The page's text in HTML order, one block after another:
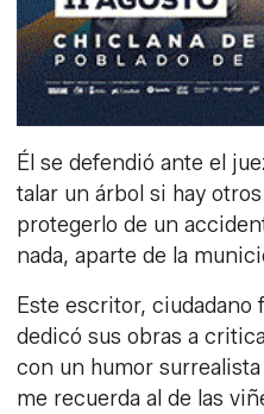
Él se defendió ante el
talar un árbol si hay
protegerlo de un
nada, aparte de la
Este escritor, ciudadano
dedicó sus obras a
con un humor
me recuerda al de las